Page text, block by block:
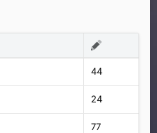
44
24
77